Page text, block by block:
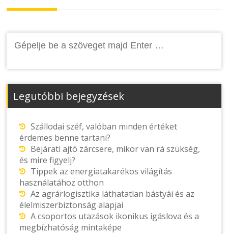
navigation
Legutóbbi bejegyzések
Szállodai széf, valóban minden értéket
érdemes benne tartani?
Bejárati ajtó zárcsere, mikor van rá szükség,
és mire figyelj?
Tippek az energiatakarékos világítás
használatához otthon
Az agrárlogisztika láthatatlan bástyái és az
élelmiszerbiztonság alapjai
A csoportos utazások ikonikus igáslova és a
megbízhatóság mintaképe